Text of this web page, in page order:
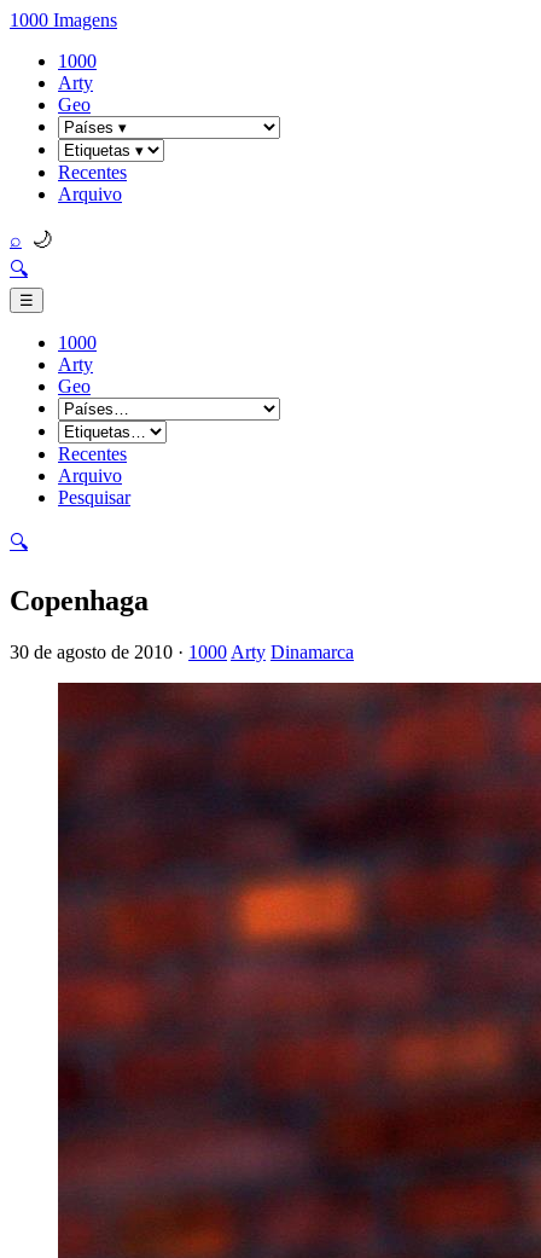
1000 Imagens
1000
Arty
Geo
Recentes
Arquivo
⌕ 🌙
🔍
☰
1000
Arty
Geo
Recentes
Arquivo
Pesquisar
🔍
Copenhaga
30 de agosto de 2010 · 1000 Arty Dinamarca